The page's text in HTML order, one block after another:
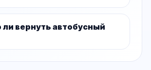
вернуть автобусный